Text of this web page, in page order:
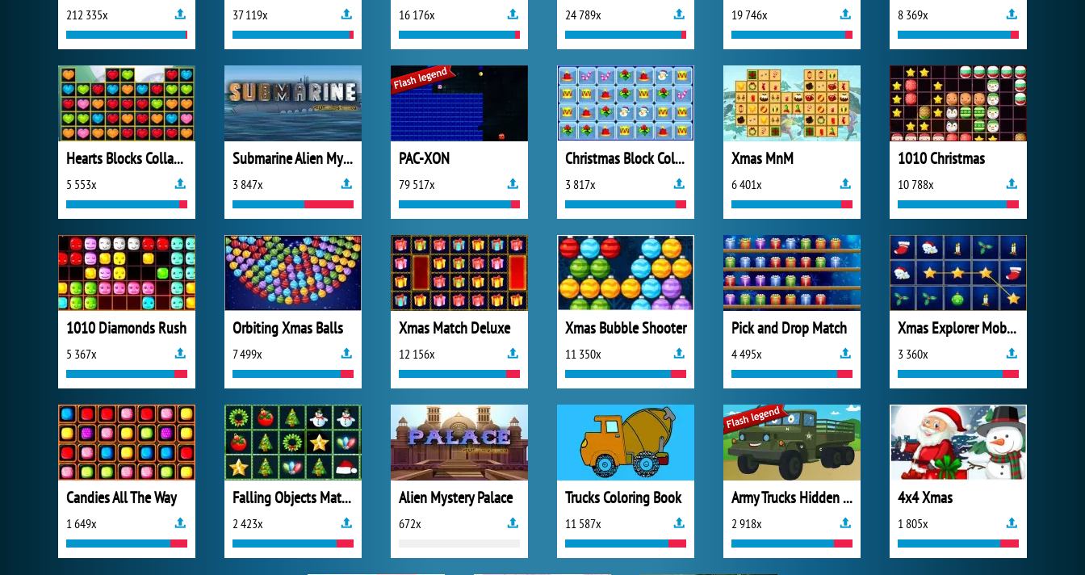
212 335x 37 119x 16 176x 24 789x 19 746x 8 369x
Hearts Blocks Collapse
5 553x
Submarine Alien Mystery
3 847x
PAC-XON
79 517x
Christmas Block Collapse
3 817x
Xmas MnM
6 401x
1010 Christmas
10 788x
1010 Diamonds Rush
5 367x
Orbiting Xmas Balls
7 499x
Xmas Match Deluxe
12 156x
Xmas Bubble Shooter
11 350x
Pick and Drop Match
4 495x
Xmas Explorer Mobile
3 360x
Candies All The Way
1 649x
Falling Objects Match
2 423x
Alien Mystery Palace
672x
Trucks Coloring Book
11 587x
Army Trucks Hidden Letters
2 918x
4x4 Xmas
1 805x